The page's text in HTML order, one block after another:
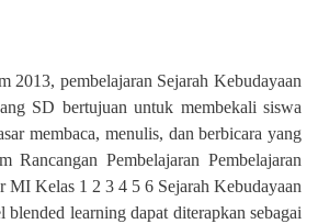
2013, pembelajaran Sejarah Kebudayaan
SD bertujuan untuk membekali siswa
membaca, menulis, dan berbicara yang
Rancangan Pembelajaran Pembelajaran
MI Kelas 1 2 3 4 5 6 Sejarah Kebudayaan
learning dapat diterapkan sebagai